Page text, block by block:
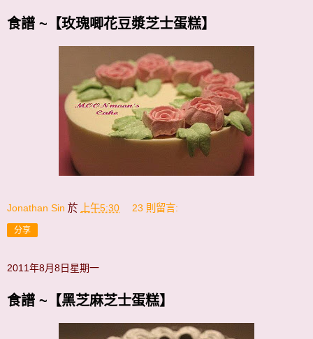
食譜 ~【玫瑰唧花豆漿芝士蛋糕】
Jonathan Sin 於 上午5:30 23 則留言:
分享
2011年8月8日星期一
食譜 ~【黑芝麻芝士蛋糕】